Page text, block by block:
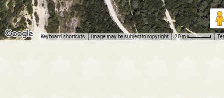
Keyboard shortcuts Image may be subject to copyright 20 m